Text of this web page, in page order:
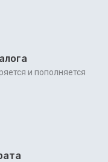
и пополняется